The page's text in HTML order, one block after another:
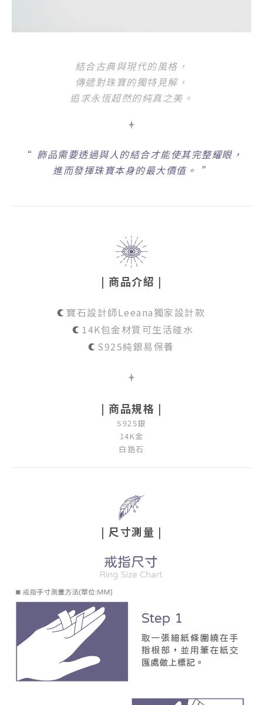
結合古典與現代的風格，
傳遞對珠寶的獨特見解，
追求永恆超然的純真之美。
“ 飾品需要透過與人的結合才能使其完整耀眼，
進而發揮珠寶本身的最大價值。 ”
| 商品介紹 |
寶石設計師Leeana獨家設計款
14K包金材質可生活碰水
S925純銀易保養
| 商品規格 |
S925銀
14K金
白鋯石
| 尺寸測量 |